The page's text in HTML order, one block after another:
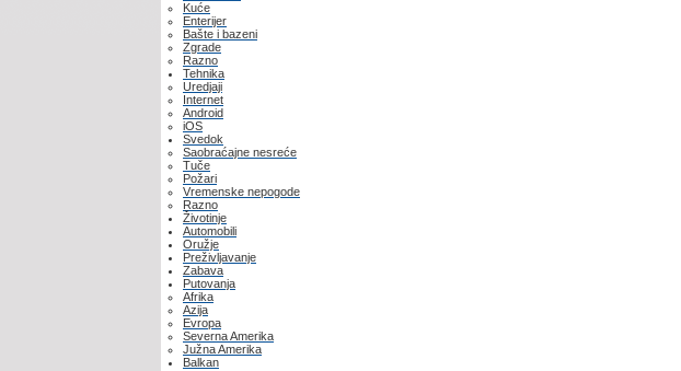
Kuće
Enterijer
Bašte i bazeni
Zgrade
Razno
Tehnika
Uredjaji
Internet
Android
iOS
Svedok
Saobraćajne nesreće
Tuče
Požari
Vremenske nepogode
Razno
Životinje
Automobili
Oružje
Preživljavanje
Zabava
Putovanja
Afrika
Azija
Evropa
Severna Amerika
Južna Amerika
Balkan